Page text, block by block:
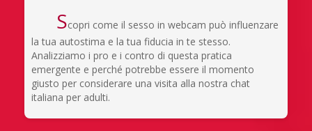
Scopri come il sesso in webcam può influenzare
la tua autostima e la tua fiducia in te stesso.
Analizziamo i pro e i contro di questa pratica
emergente e perché potrebbe essere il momento
giusto per considerare una visita alla nostra chat
italiana per adulti.